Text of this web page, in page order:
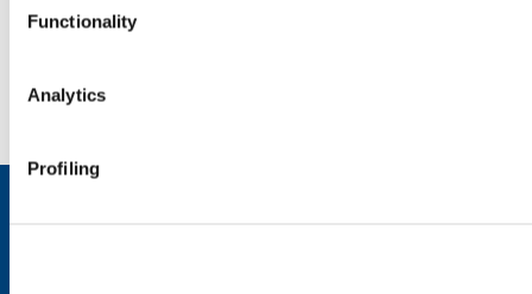
Functionality
Analytics
Profiling
SOL for Industry
Hai bisogno di più informazioni?
Contattaci